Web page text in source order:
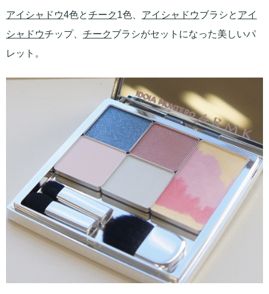
アイシャドウ4色とチーク 1色、 アイシャドウブラシと アイ
シャドウチップ、 チーク ブラシがセットになった美しいパ
レット。